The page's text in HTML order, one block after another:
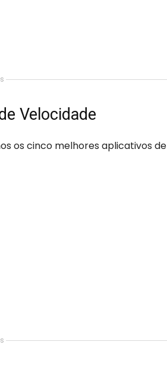
Velocidade
os cinco melhores aplicativos de